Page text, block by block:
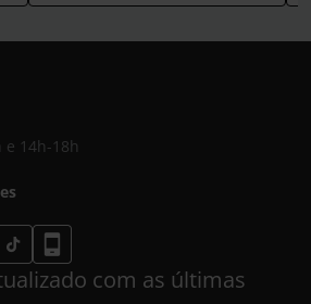
14h-18h
com as últimas